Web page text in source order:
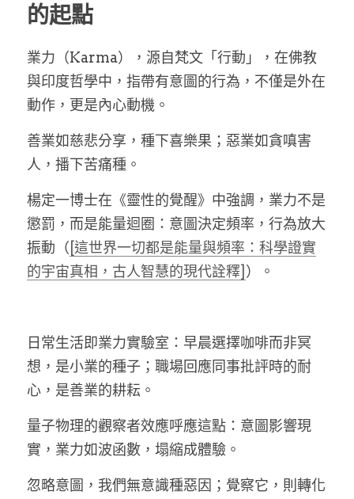
的起點
業力（Karma），源自梵文「行動」，在佛教
與印度哲學中，指帶有意圖的行為 ， 不僅是外在
動作，更是內心動機。
善業如慈悲分享，種下喜樂果；惡業如貪嗔害
人，播下苦痛種。
楊定一博士在《靈性的覺醒》中強調，業力不是
懲罰，而是能量迴圈：意圖決定頻率，行為放大
振動（ [這世界一切都是能量與頻率：科學證實
的宇宙真相，古人智慧的現代詮釋] ）。
日常生活即業力實驗室：早晨選擇咖啡而非冥
想，是小業的種子；職場回應同事批評時的耐
心，是善業的耕耘。
量子物理的觀察者效應呼應這點：意圖影響現
實，業力如波函數，塌縮成體驗。
忽略意圖，我們無意識種惡因；覺察它，則轉化